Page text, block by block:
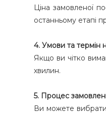
Ціна замовленої
останньому етапі
4. Умови та термін
Якщо ви чітко
хвилин.
5. Процес
Ви можете